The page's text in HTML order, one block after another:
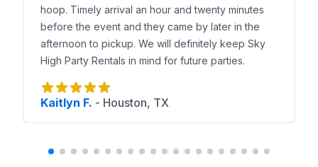
hoop. Timely arrival an hour and twenty minutes
before the event and they came by later in the
afternoon to pickup. We will definitely keep Sky
High Party Rentals in mind for future parties.
Kaitlyn F. - Houston, TX